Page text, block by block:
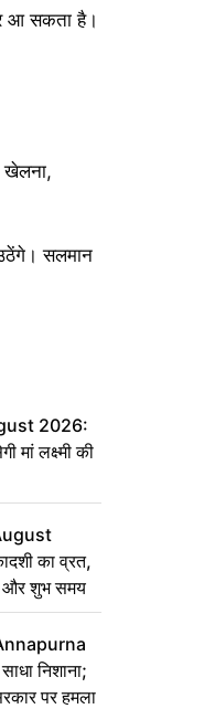
आ सकता है।
खेलना,
सलमान
2026:
मां लक्ष्मी की
का व्रत,
और शुभ समय
Annapurna
निशाना;
पर हमला